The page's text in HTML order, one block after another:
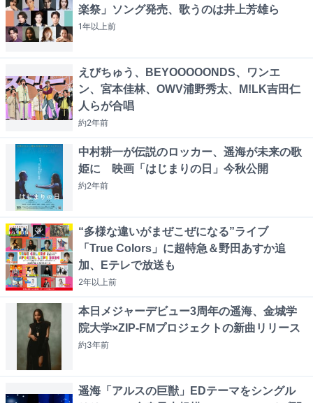
楽祭」ソング発売、歌うのは井上芳雄ら
1年以上前
えびちゅう、BEYOOOOONDS、ワンエ
ン、宮本佳林、OWV浦野秀太、M!LK吉田仁
人らが合唱
約2年前
中村耕一が伝説のロッカー、遥海が未来の歌
姫に 映画「はじまりの日」今秋公開
約2年前
“多様な違いがまぜこぜになる”ライブ
「True Colors」に超特急＆野田あすか追
加、Eテレで放送も
2年以上前
本日メジャーデビュー3周年の遥海、金城学
院大学×ZIP-FMプロジェクトの新曲リリース
約3年前
遥海「アルスの巨獣」EDテーマをシングル